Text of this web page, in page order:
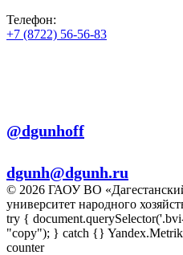
Телефон:
+7 (8722) 56-56-83
@dgunhoff
dgunh@dgunh.ru
© 2026 ГАОУ ВО
университет народного
try {
"copy"); } catch {}
counter